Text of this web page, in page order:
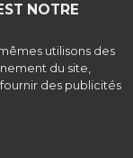
NOTRE
utilisons des
du site,
des publicités